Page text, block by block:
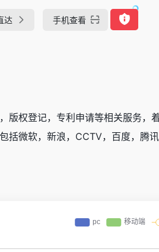
达 手机查看
版权登记，专利申请等相关服务
括微软，新浪，CCTV，百度，腾